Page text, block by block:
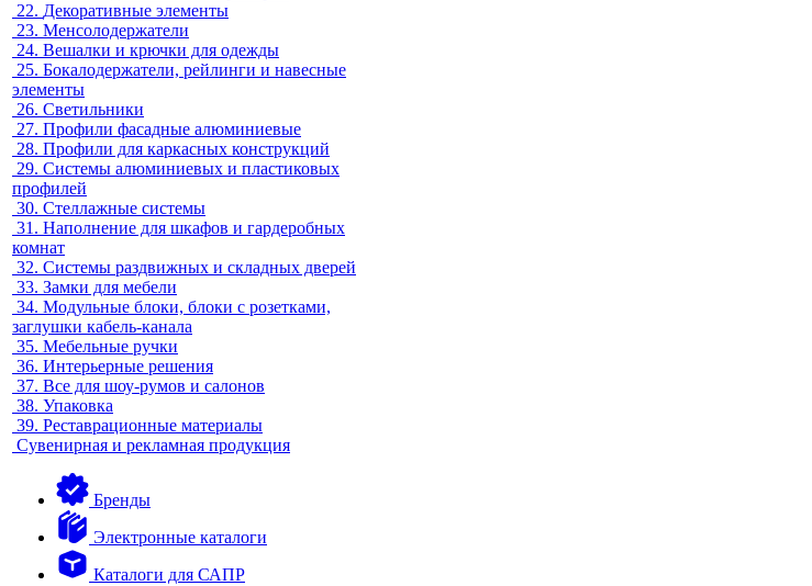
22. Декоративные элементы
23. Менсолодержатели
24. Вешалки и крючки для одежды
25. Бокалодержатели, рейлинги и навесные
элементы
26. Светильники
27. Профили фасадные алюминиевые
28. Профили для каркасных конструкций
29. Системы алюминиевых и пластиковых
профилей
30. Стеллажные системы
31. Наполнение для шкафов и гардеробных
комнат
32. Системы раздвижных и складных дверей
33. Замки для мебели
34. Модульные блоки, блоки с розетками,
заглушки кабель-канала
35. Мебельные ручки
36. Интерьерные решения
37. Все для шоу-румов и салонов
38. Упаковка
39. Реставрационные материалы
Сувенирная и рекламная продукция
Бренды
Электронные каталоги
Каталоги для САПР